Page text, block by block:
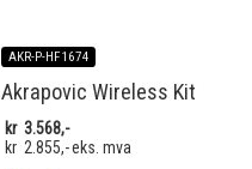
AKR-P-HF1674
Akrapovic Wireless Kit
kr 3.568,-
kr 2.855,-eks. mva